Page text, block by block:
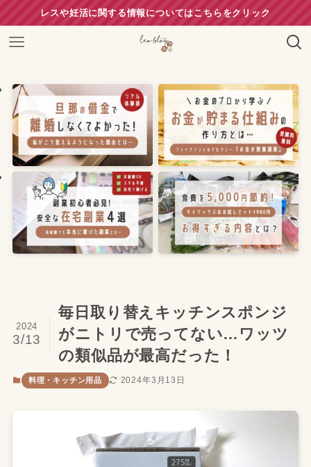
レスや妊活に関する情報についてはこちらをクリック
毎日取り替えキッチンスポンジ
がニトリで売ってない…ワッツ
の類似品が最高だった！
2024
3/13
料理・キッチン用品 2024年3月13日